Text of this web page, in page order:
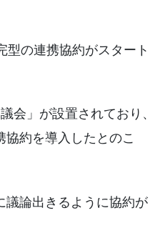
型の連携協約がスタート
会」が設置されており、
約を導入したとのこ
議論出きるように協約が